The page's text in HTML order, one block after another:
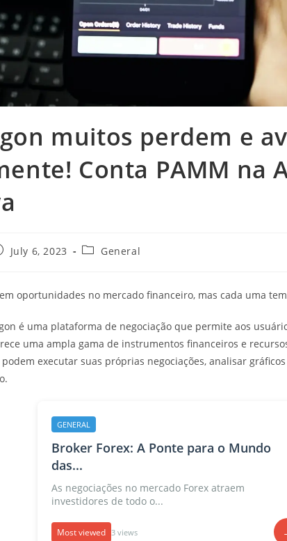
muitos perdem e
Conta PAMM na
July 6, 2023
PostGeneral
oportunidades no mercado financeiro, mas cada uma
é uma plataforma de negociação que permite aos
uma ampla gama de instrumentos financeiros e
executar suas próprias negociações, analisar
GENERAL
Broker Forex: A Ponte para o Mundo
das...
As negociações no mercado Forex atraem
investidores de todo o...
Most viewed 3 views